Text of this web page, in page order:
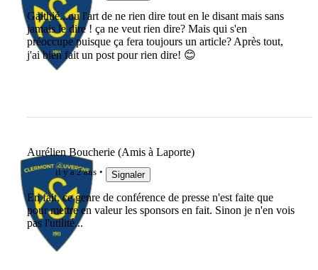
Galthié...ou l'art de ne rien dire tout en le disant mais sans
jamais le dire ! ça ne veut rien dire? Mais qui s'en
préoccupe puisque ça fera toujours un article? Après tout,
j'ai bien fait un post pour rien dire! 😊
Aurélien Boucherie (Amis à Laporte)
il y a 2 ans Signaler
En fait, ce genre de conférence de presse n'est faite que
pour mettre en valeur les sponsors en fait. Sinon je n'en vois
pas l'utilité...